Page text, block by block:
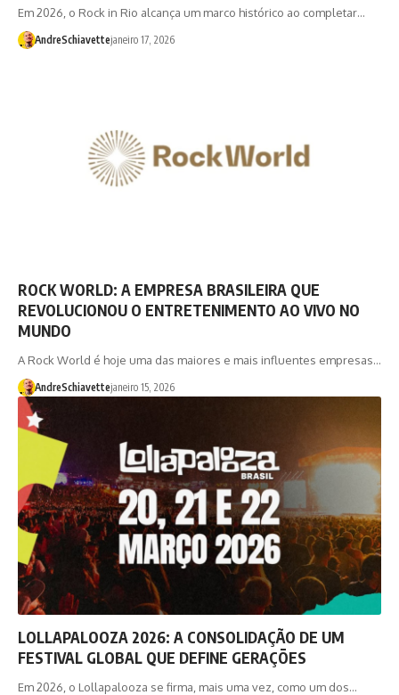
Em 2026, o Rock in Rio alcança um marco histórico ao completar…
AndreSchiavettejaneiro 17, 2026
ROCK WORLD: A EMPRESA BRASILEIRA QUE
REVOLUCIONOU O ENTRETENIMENTO AO VIVO NO
MUNDO
A Rock World é hoje uma das maiores e mais influentes empresas…
AndreSchiavettejaneiro 15, 2026
LOLLAPALOOZA 2026: A CONSOLIDAÇÃO DE UM
FESTIVAL GLOBAL QUE DEFINE GERAÇÕES
Em 2026, o Lollapalooza se firma, mais uma vez, como um dos…